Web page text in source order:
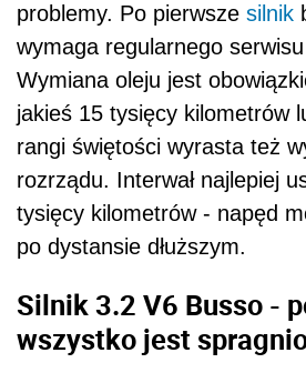
problemy. Po pierwsze silnik
wymaga regularnego
Wymiana oleju jest
jakieś 15 tysięcy kilometrów
rangi świętości wyrasta też
rozrządu. Interwał najlepiej
tysięcy kilometrów - napęd
po dystansie dłuższym.
Silnik 3.2 V6 Busso -
wszystko jest